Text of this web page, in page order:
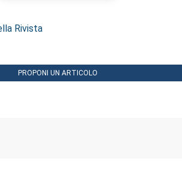
Rivista
PROPONI UN ARTICOLO